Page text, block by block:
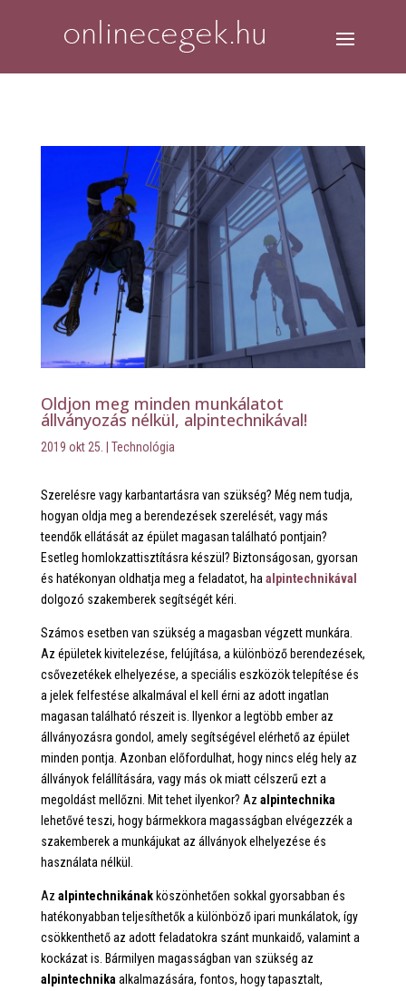
Oldjon meg minden munkálatot
állványozás nélkül, alpintechnikával!
2019 okt 25. | Technológia
Szerelésre vagy karbantartásra van szükség? Még nem tudja,
hogyan oldja meg a berendezések szerelését, vagy más
teendők ellátását az épület magasan található pontjain?
Esetleg homlokzattisztításra készül? Biztonságosan, gyorsan
és hatékonyan oldhatja meg a feladatot, ha alpintechnikával
dolgozó szakemberek segítségét kéri.
Számos esetben van szükség a magasban végzett munkára.
Az épületek kivitelezése, felújítása, a különböző berendezések,
csővezetékek elhelyezése, a speciális eszközök telepítése és
a jelek felfestése alkalmával el kell érni az adott ingatlan
magasan található részeit is. Ilyenkor a legtöbb ember az
állványozásra gondol, amely segítségével elérhető az épület
minden pontja. Azonban előfordulhat, hogy nincs elég hely az
állványok felállítására, vagy más ok miatt célszerű ezt a
megoldást mellőzni. Mit tehet ilyenkor? Az alpintechnika
lehetővé teszi, hogy bármekkora magasságban elvégezzék a
szakemberek a munkájukat az állványok elhelyezése és
használata nélkül.
Az alpintechnikánakköszönhetően sokkal gyorsabban és
hatékonyabban teljesíthetők a különböző ipari munkálatok, így
csökkenthető az adott feladatokra szánt munkaidő, valamint a
kockázat is. Bármilyen magasságban van szükség az
alpintechnika alkalmazására, fontos, hogy tapasztalt,